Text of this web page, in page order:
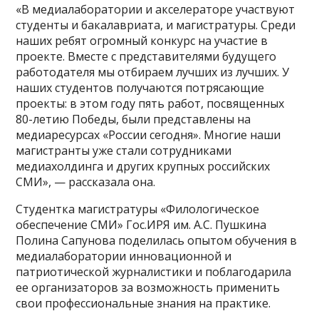
«В медиалаборатории и акселераторе участвуют
студенты и бакалавриата, и магистратуры. Среди
наших ребят огромный конкурс на участие в
проекте. Вместе с представителями будущего
работодателя мы отбираем лучших из лучших. У
наших студентов получаются потрясающие
проекты: в этом году пять работ, посвященных
80-летию Победы, были представлены на
медиаресурсах «России сегодня». Многие наши
магистранты уже стали сотрудниками
медиахолдинга и других крупных российских
СМИ», — рассказала она.
Студентка магистратуры «Филологическое
обеспечение СМИ» Гос.ИРЯ им. А.С. Пушкина
Полина Сапунова поделилась опытом обучения в
медиалаборатории инновационной и
патриотической журналистики и поблагодарила
ее организаторов за возможность применить
свои профессиональные знания на практике.